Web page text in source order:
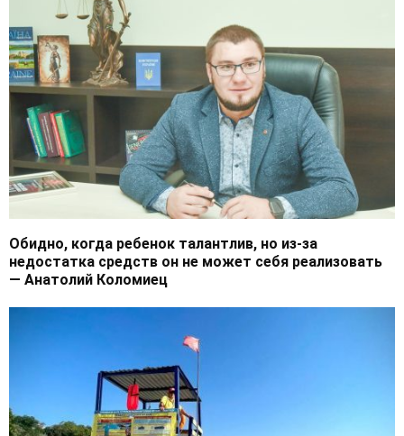
Обидно, когда ребенок талантлив, но из-за
недостатка средств он не может себя реализовать
— Анатолий Коломиец